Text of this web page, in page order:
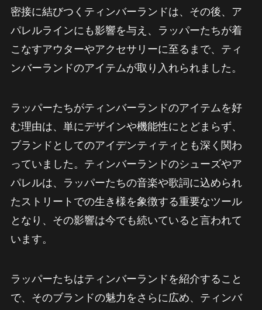
密接に結びつくティンバーランドは、その後、ア
パレルラインにも影響を与え、ラッパーたちが着
こなすアウターやアクセサリーに至るまで、ティ
ンバーランドのアイテムが取り入れられました。
ラッパーたちがティンバーランドのアイテムを好
む理由は、単にデザインや機能性にとどまらず、
ブランドとしてのアイデンティティとも深く関わ
っていました。ティンバーランドのシューズやア
パレルは、ラッパーたちの音楽や歌詞に込められ
たストリートでの生き様を象徴する重要なツール
となり、その影響は今でも続いていると言われて
います。
ラッパーたちはティンバーランドを紹介すること
で、そのブランドの魅力をさらに広め、ティンバ